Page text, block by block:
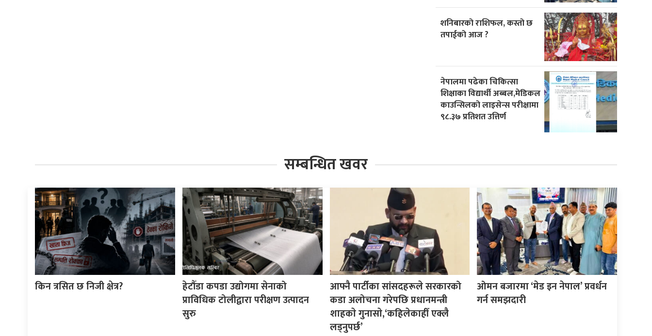
शनिबारको राशिफल, कस्तो छ
तपाईको आज ?
नेपालमा पढेका चिकित्सा
शिक्षाका विद्यार्थी अब्बल,मेडिकल
काउन्सिलको लाइसेन्स परीक्षामा
९८.३७ प्रतिशत उत्तिर्ण
सम्बन्धित खवर
किन त्रसित छ निजी क्षेत्र?
हेटौँडा कपडा उद्योगमा सेनाको
प्राविधिक टोलीद्वारा परीक्षण उत्पादन
सुरु
आफ्नै पार्टीका सांसदहरूले सरकारको
कडा अलोचना गरेपछि प्रधानमन्त्री
शाहकाे गुनासाे,‘कहिलेकाहीँ एक्लै
लड्नुपर्छ’
ओमन बजारमा ‘मेड इन नेपाल’ प्रवर्धन
गर्न समझदारी